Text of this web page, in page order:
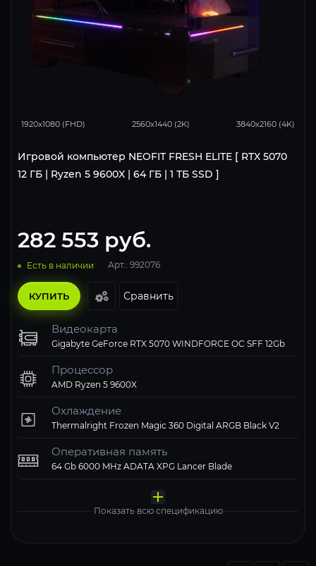
1920x1080 (FHD) 2560x1440 (2K) 3840x2160 (4K)
Игровой компьютер NEOFIT FRESH ELITE [ RTX 5070
12 ГБ | Ryzen 5 9600X | 64 ГБ | 1 ТБ SSD ]
282 553 руб.
Есть в наличии Арт.: 992076
КУПИТЬ Сравнить
Видеокарта
Gigabyte GeForce RTX 5070 WINDFORCE OC SFF 12Gb
Процессор
AMD Ryzen 5 9600X
Охлаждение
Thermalright Frozen Magic 360 Digital ARGB Black V2
Оперативная память
64 Gb 6000 MHz ADATA XPG Lancer Blade
Материнская плата
ADATA XPG 1000 Gb LEGEND 900 PRO
1STPLAYER 750W NGDP Gold
Thermalright M10 FAN4-C TG ARGB Black
Windows 11 Pro, Free Trial
Показать всю спецификацию